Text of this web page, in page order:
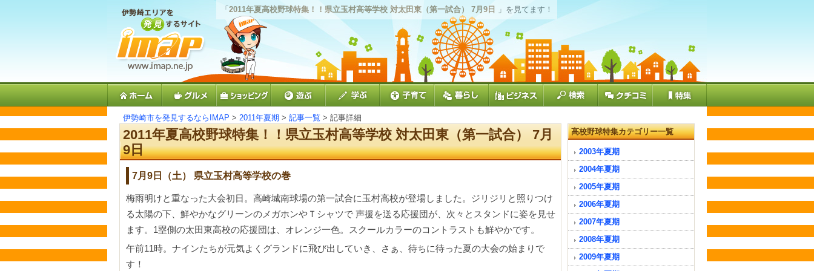
「2011年夏高校野球特集！！県立玉村高等学校 対太田東（第一試合） 7月9日 」を見てます！
伊勢崎市を発見するならIMAP > 2011年夏期 > 記事一覧 > 記事詳細
2011年夏高校野球特集！！県立玉村高等学校 対太田東（第一試合） 7月
9日
7月9日（土） 県立玉村高等学校の巻
梅雨明けと重なった大会初日。高崎城南球場の第一試合に玉村高校が登場しました。ジリジリと照りつけ
る太陽の下、鮮やかなグリーンのメガホンやＴシャツで 声援を送る応援団が、次々とスタンドに姿を見せ
ます。1塁側の太田東高校の応援団は、オレンジ一色。スクールカラーのコントラストも鮮やかです。
午前11時。ナインたちが元気よくグランドに飛び出していき、さぁ、待ちに待った夏の大会の始まりで
す！
高校野球特集カテゴリー一覧
2003年夏期
2004年夏期
2005年夏期
2006年夏期
2007年夏期
2008年夏期
2009年夏期